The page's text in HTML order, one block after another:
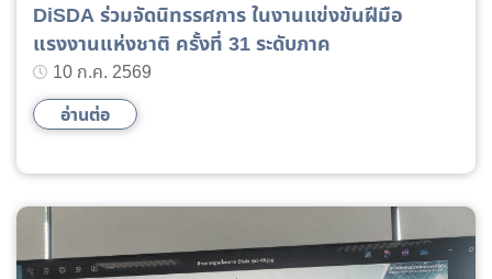
DiSDA ร่วมจัดนิทรรศการ ในงานแข่งขันฝีมือ
แรงงานแห่งชาติ ครั้งที่ 31 ระดับภาค
10 ก.ค. 2569
อ่านต่อ